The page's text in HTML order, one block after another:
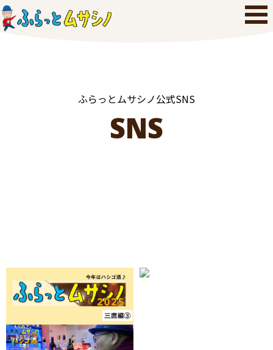
ふらっとムサシノ公式SNS
SNS